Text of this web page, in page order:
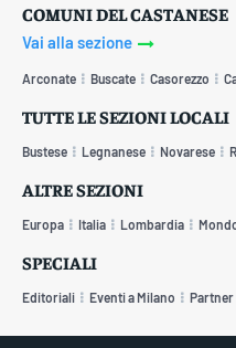
COMUNI DEL CASTANESE
Vai alla sezione
Arconate Buscate Casorezzo
TUTTE LE SEZIONI LOCALI
Bustese Legnanese Novarese
ALTRE SEZIONI
Europa Italia Lombardia
SPECIALI
Editoriali Eventi a Milano Partner